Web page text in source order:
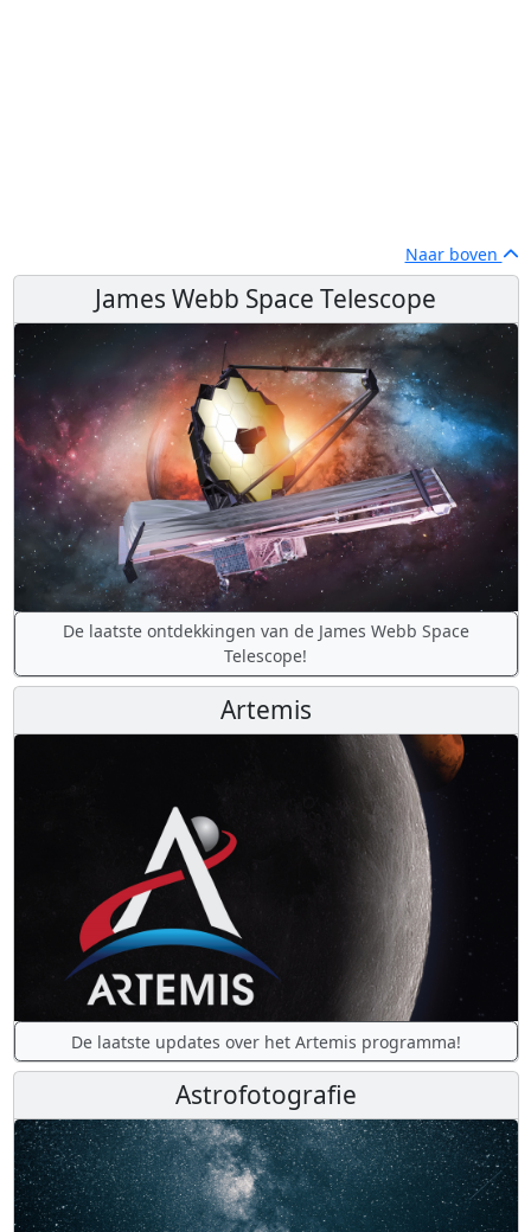
Naar boven
James Webb Space Telescope
De laatste ontdekkingen van de James Webb Space
Telescope!
Artemis
De laatste updates over het Artemis programma!
Astrofotografie